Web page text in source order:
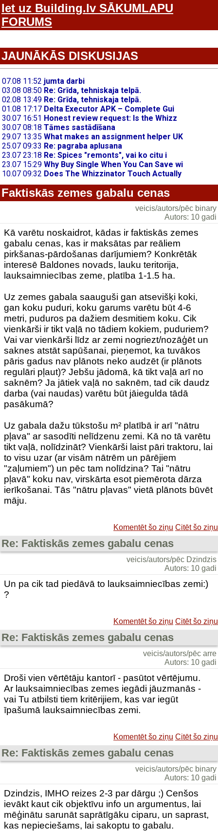
Iet uz Building.lv SĀKUMLAPU
FORUMS
JAUNĀKĀS DISKUSIJAS
Faktiskās zemes gabalu cenas
veicis/autors/pēc binary
Autors: 10 gadi
Kā varētu noskaidrot, kādas ir faktiskās zemes
gabalu cenas, kas ir maksātas par reāliem
pirkšanas-pārdošanas darījumiem? Konkrētāk
interesē Baldones novads, lauku teritorija,
lauksaimniecības zeme, platība 1-1.5 ha.
Uz zemes gabala saauguši gan atsevišķi koki,
gan koku puduri, koku garums varētu būt 4-6
metri, puduros pa dažiem desmitiem koku. Cik
vienkārši ir tikt vaļā no tādiem kokiem, puduriem?
Vai var vienkārši līdz ar zemi nogriezt/nozāģēt un
saknes atstāt sapūšanai, pieņemot, ka tuvākos
pāris gadus nav plānots neko audzēt (ir plānots
regulāri pļaut)? Jebšu jādomā, kā tikt vaļā arī no
saknēm? Ja jātiek vaļā no saknēm, tad cik daudz
darba (vai naudas) varētu būt jāiegulda tādā
pasākumā?
Uz gabala dažu tūkstošu m² platībā ir arī "nātru
pļava" ar sasodīti nelīdzenu zemi. Kā no tā varētu
tikt vaļā, nolīdzināt? Vienkārši laist pāri traktoru, lai
to visu uzar (ar visām nātrēm un pārējiem
"zaļumiem") un pēc tam nolīdzina? Tai "nātru
pļavā" koku nav, virskārta esot piemērota dārza
ierīkošanai. Tās "nātru pļavas" vietā plānots būvēt
māju.
Komentēt šo ziņu Citēt šo ziņu
Re: Faktiskās zemes gabalu cenas
veicis/autors/pēc Dzindzis
Autors: 10 gadi
Un pa cik tad piedāvā to lauksaimniecības zemi:)
?
Komentēt šo ziņu Citēt šo ziņu
Re: Faktiskās zemes gabalu cenas
veicis/autors/pēc arre
Autors: 10 gadi
Droši vien vērtētāju kantorī - pasūtot vērtējumu.
Ar lauksaimniecības zemes iegādi jāuzmanās -
vai Tu atbilsti tiem kritērijiem, kas var iegūt
īpašumā lauksaimniecības zemi.
Komentēt šo ziņu Citēt šo ziņu
Re: Faktiskās zemes gabalu cenas
veicis/autors/pēc binary
Autors: 10 gadi
Dzindzis, IMHO reizes 2-3 par dārgu ;) Cenšos
ievākt kaut cik objektīvu info un argumentus, lai
mēģinātu sarunāt saprātīgāku ciparu, un saprast,
kas nepieciešams, lai sakoptu to gabalu.